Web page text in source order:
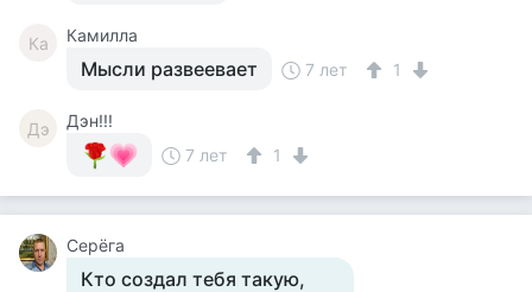
Ка Камилла
Мысли развеевает 7 лет 1
Дэ
Дэн!!!
7 лет
1
Серёга
Кто создал тебя такую,